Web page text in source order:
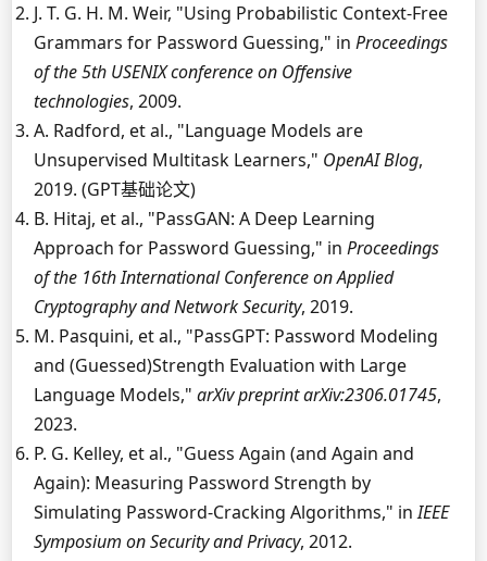
J. T. G. H. M. Weir, "Using Probabilistic Context-Free
Grammars for Password Guessing," in Proceedings
of the 5th USENIX conference on Offensive
technologies, 2009.
A. Radford, et al., "Language Models are
Unsupervised Multitask Learners," OpenAI Blog,
2019. (GPT基础论文)
B. Hitaj, et al., "PassGAN: A Deep Learning
Approach for Password Guessing," in Proceedings
of the 16th International Conference on Applied
Cryptography and Network Security, 2019.
M. Pasquini, et al., "PassGPT: Password Modeling
and (Guessed)Strength Evaluation with Large
Language Models," arXiv preprint arXiv:2306.01745,
2023.
P. G. Kelley, et al., "Guess Again (and Again and
Again): Measuring Password Strength by
Simulating Password-Cracking Algorithms," inIEEE
Symposium on Security and Privacy, 2012.